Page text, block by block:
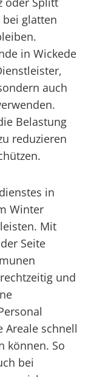
bei glatten
in Wickede
auch
Belastung
reduzieren
in
Winter
Mit
Seite
und
Areale schnell
können. So
bei